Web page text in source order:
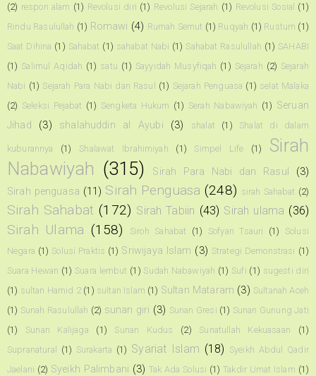
(2) respon alam (1) Revolusi diri (1) Revolusi Sejarah (1) Revolusi Sosial (1)
Rindu Rasulullah (1) Romawi (4) Rumah Semut (1) Ruqyah (1) Rustum (1)
Saat Dihina (1) Sahabat (1) sahabat Nabi (1) Sahabat Rasulullah (1) SAHABI
(1) Salimul Aqidah (1) satu (1) Sayyidah Musyfiqah (1) Sejarah (2) Sejarah
Nabi (1) Sejarah Para Nabi dan Rasul (1) Sejarah Penguasa (1) selat Malaka
(2) Seleksi Pejabat (1) Sengketa Hukum (1) Serah Nabawiyah (1) Seruan
Jihad
(3) shalahuddin al Ayubi (3) shalat (1) Shalat di dalam
kuburannya (1) Shalawat Ibrahimiyah (1) Simpel Life (1)
Sirah
Nabawiyah (315) Sirah Para Nabi dan Rasul
(3)
Sirah penguasa (11) Sirah Penguasa (248) sirah Sahabat (2)
Sirah Sahabat (172) Sirah Tabiin (43) Sirah ulama (36)
Sirah Ulama (158) Siroh Sahabat (1) Sofyan Tsauri (1)
Solusi
Negara (1) Solusi Praktis (1) Sriwijaya Islam (3) Strategi Demonstrasi (1)
Suara Hewan (1) Suara lembut (1) Sudah Nabawiyah (1) Sufi (1) sugesti diri
(1) sultan Hamid 2 (1) sultan Islam (1) Sultan Mataram (3) Sultanah Aceh
(1) Sunah Rasulullah (2) sunan giri (3) Sunan Gresi (1) Sunan Gunung Jati
(1)
Sunan Kalijaga (1) Sunan Kudus (2) Sunatullah Kekuasaan
(1)
Supranatural
(1) Surakarta (1) Syariat Islam (18) Syeikh Abdul Qadir
Jaelani (2) Syeikh Palimbani (3) Tak Ada Solusi (1) Takdir Umat Islam (1)